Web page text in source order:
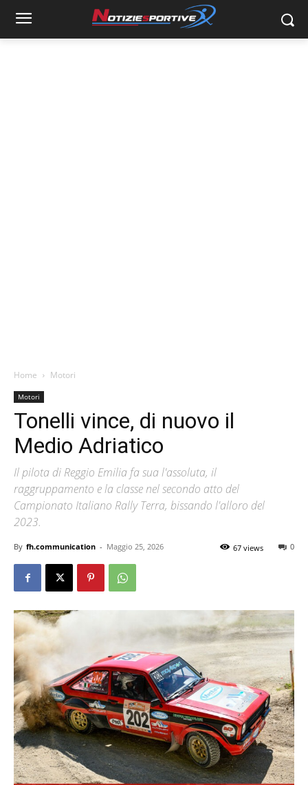
Home Motori
Motori
Tonelli vince, di nuovo il
Medio Adriatico
Il pilota di Reggio Emilia fa sua l'assoluta, il
raggruppamento e la classe nel secondo atto del
Campionato Italiano Rally Terra, bissando l'alloro del
2023.
By fh.communication - Maggio 25, 2026 0
67 views